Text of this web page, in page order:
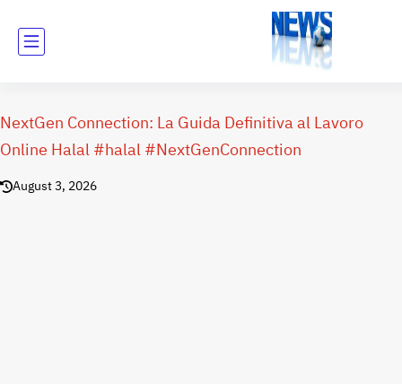
NextGen Connection: La Guida Definitiva al Lavoro
Online Halal #halal #NextGenConnection
August 3, 2026